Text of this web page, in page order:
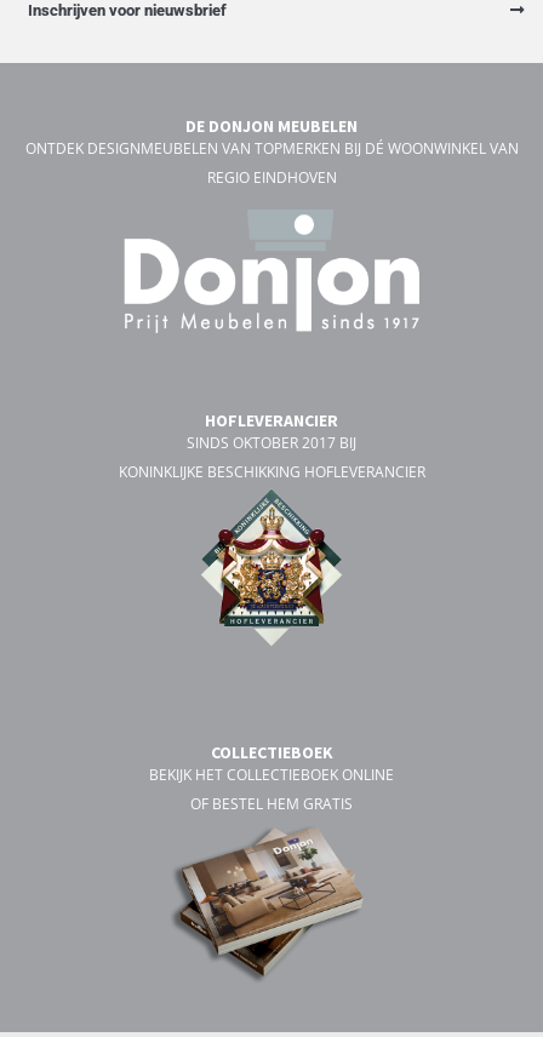
Inschrijven voor nieuwsbrief
DE DONJON MEUBELEN
ONTDEK DESIGNMEUBELEN VAN TOPMERKEN BIJ DÉ WOONWINKEL VAN
REGIO EINDHOVEN
HOFLEVERANCIER
SINDS OKTOBER 2017 BIJ
KONINKLIJKE BESCHIKKING HOFLEVERANCIER
COLLECTIEBOEK
BEKIJK HET COLLECTIEBOEK ONLINE
OF BESTEL HEM GRATIS